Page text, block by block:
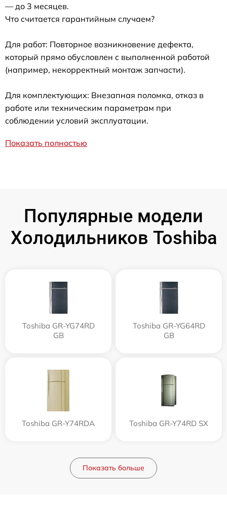
— до 3 месяцев.
Что считается гарантийным случаем?
Для работ: Повторное возникновение дефекта,
который прямо обусловлен с выполненной работой
(например, некорректный монтаж запчасти).
Для комплектующих: Внезапная поломка, отказ в
работе или техническим параметрам при
соблюдении условий эксплуатации.
Показать полностью
Популярные модели
Холодильников Toshiba
Toshiba GR-YG74RD
GB
Toshiba GR-YG64RD
GB
Toshiba GR-Y74RDA Toshiba GR-Y74RD SX
Показать больше